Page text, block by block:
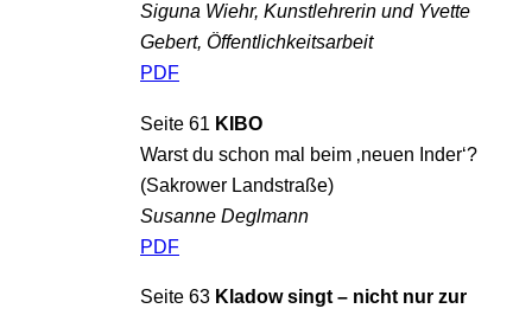
Siguna Wiehr, Kunstlehrerin und Yvette
Gebert, Öffentlichkeitsarbeit
PDF
Seite 61 KIBO
Warst du schon mal beim ‚neuen Inder‘?
(Sakrower Landstraße)
Susanne Deglmann
PDF
Seite 63 Kladow singt – nicht nur zur